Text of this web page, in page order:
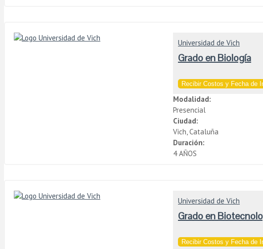
Universidad de Vich
Grado en Biología
Recibir Costos y Fecha de
Modalidad:
Presencial
Ciudad:
Vich, Cataluña
Duración:
4 AÑOS
Universidad de Vich
Grado en
Recibir Costos y Fecha de